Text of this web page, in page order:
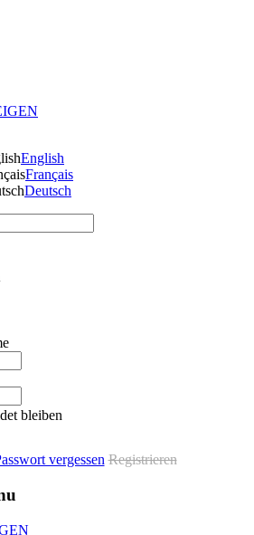
English
Français
Deutsch
bleiben
vergessen Registrieren